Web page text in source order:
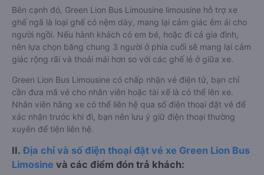
Bên cạnh đó, Green Lion Bus Limousine limousine hỗ trợ xe
ghế ngã là loại ghế có nệm dày, mang lại cảm giác êm ái cho
người ngồi. Nếu hành khách có em bé, hoặc đi cả gia đình,
nên lựa chọn băng chung 3 người ở phía cuối sẽ mang lại cảm
giác rộng rãi và thoải mái hơn so với các ghế lẻ ở giữa xe.
Green Lion Bus Limousine có chấp nhận vé điện tử, bạn chỉ
cần đưa mã vé cho nhân viên hoặc tài xế là có thể lên xe.
Nhân viên hãng xe có thể liên hệ qua số điện thoại đặt vé để
xác nhận trước khi đi, bạn nên lưu ý giữ điện thoại thường
xuyên để tiện liên hệ.
II.Địa chỉ và số điện thoại đặt vé xe Green Lion Bus
Limosine và các điểm đón trả khách: